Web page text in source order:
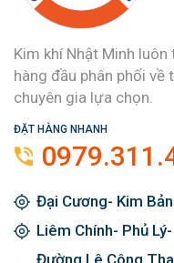
Kim khí Nhật Minh
hàng đầu phân phối về
chuyên gia lựa chọn.
ĐẶT HÀNG NHANH
Đại Cương- Kim
Liêm Chính- Phủ